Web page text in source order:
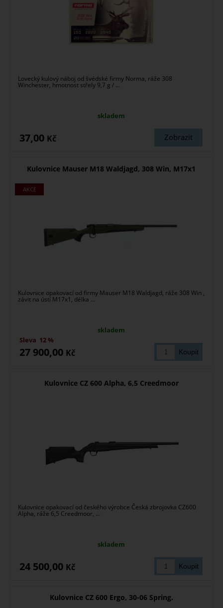
Lovecký kulový náboj od švédské firmy Norma, ráže 308
Winchester, hmotnost střely 9,7 g / ...
skladem
Zobrazit
37,00 Kč
Kulovnice Mauser M18 Waldjagd, 308 Win, M17x1
Kulovnice opakovací od firmy Mauser M18 Waldjagd, ráže 308 Win ,
závit na ústí M17x1, délka ...
skladem
27 900,00 Kč
Sleva 12 %
Kulovnice CZ 600 Alpha, 6,5 Creedmoor
Kulovnice opakovací od českého výrobce Česká zbrojovka CZ600
Alpha, ráže 6,5 Creedmoor, ...
skladem
24 500,00 Kč
Kulovnice CZ 600 Ergo, 30-06 Spring.